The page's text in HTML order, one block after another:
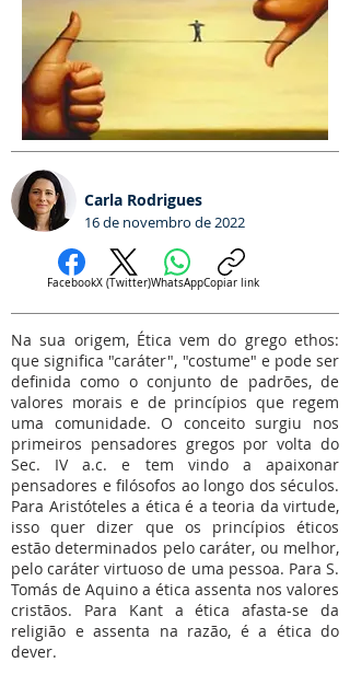
Carla Rodrigues
16 de novembro de 2022
FacebookX (Twitter)WhatsAppCopiar link
Na sua origem, Ética vem do grego ethos:
que significa "caráter", "costume" e pode ser
definida como o conjunto de padrões, de
valores morais e de princípios que regem
uma comunidade. O conceito surgiu nos
primeiros pensadores gregos por volta do
Sec. IV a.c. e tem vindo a apaixonar
pensadores e filósofos ao longo dos séculos.
Para Aristóteles a ética é a teoria da virtude,
isso quer dizer que os princípios éticos
estão determinados pelo caráter, ou melhor,
pelo caráter virtuoso de uma pessoa. Para S.
Tomás de Aquino a ética assenta nos valores
cristãos. Para Kant a ética afasta-se da
religião e assenta na razão, é a ética do
dever.